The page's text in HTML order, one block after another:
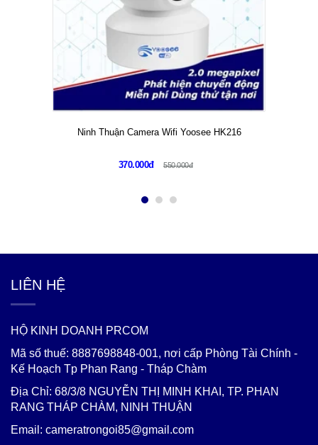
Ninh Thuận Camera Wifi Yoosee HK216
370.000đ 550.000đ
LIÊN HỆ
HỘ KINH DOANH PRCOM
Mã số thuế: 8887698848-001, nơi cấp Phòng Tài Chính -
Kế Hoạch Tp Phan Rang - Tháp Chàm
Địa Chỉ: 68/3/8 NGUYỄN THỊ MINH KHAI, TP. PHAN
RANG THÁP CHÀM, NINH THUẬN
Email: cameratrongoi85@gmail.com